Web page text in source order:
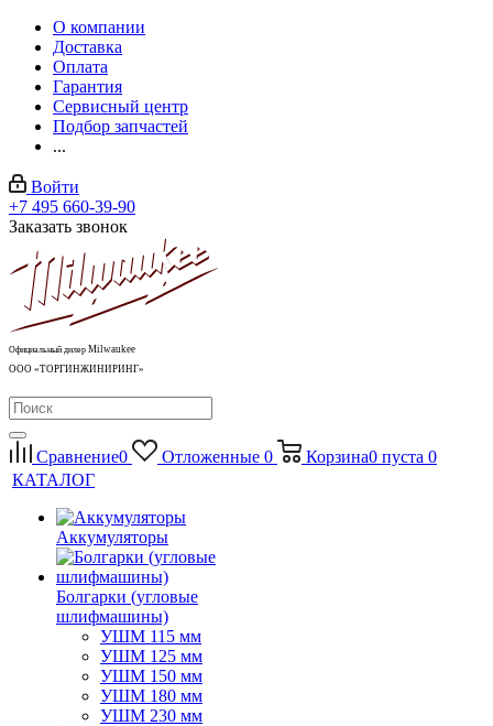
О компании
Доставка
Оплата
Гарантия
Сервисный центр
Подбор запчастей
...
Войти
+7 495 660-39-90
Заказать звонок
Официальный дилер Milwaukee
ООО «ТОРГИНЖИНИРИНГ»
Сравнение0 Отложенные 0 Корзина0 пуста 0
КАТАЛОГ
Аккумуляторы
Болгарки (угловые
шлифмашины)
УШМ 115 мм
УШМ 125 мм
УШМ 150 мм
УШМ 180 мм
УШМ 230 мм